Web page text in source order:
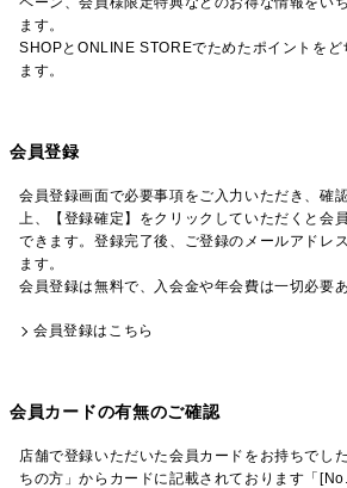
ます。
SHOPとONLINE STOREでためたポイントをど
ます。
会員登録
会員登録画面で必要事項をご入力いただき、確
上、【登録確定】をクリックしていただくと会
できます。登録完了後、ご登録のメールアドレ
ます。
会員登録は無料で、入会金や年会費は一切必要あ
会員登録はこちら
会員カードの有無のご確認
店舗で登録いただいた会員カードをお持ちでし
ちの方」からカードに記載されております「